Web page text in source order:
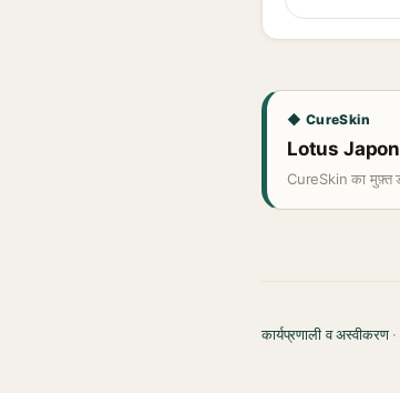
◆ CureSkin
Lotus
CureSkin का मुफ़्त
कार्यप्रणाली व अस्वीकरण·